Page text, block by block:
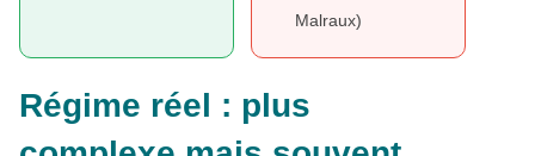
Malraux)
Régime réel : plus